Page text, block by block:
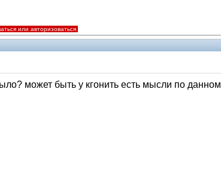
или авторизоваться
может быть у кгонить есть мысли по